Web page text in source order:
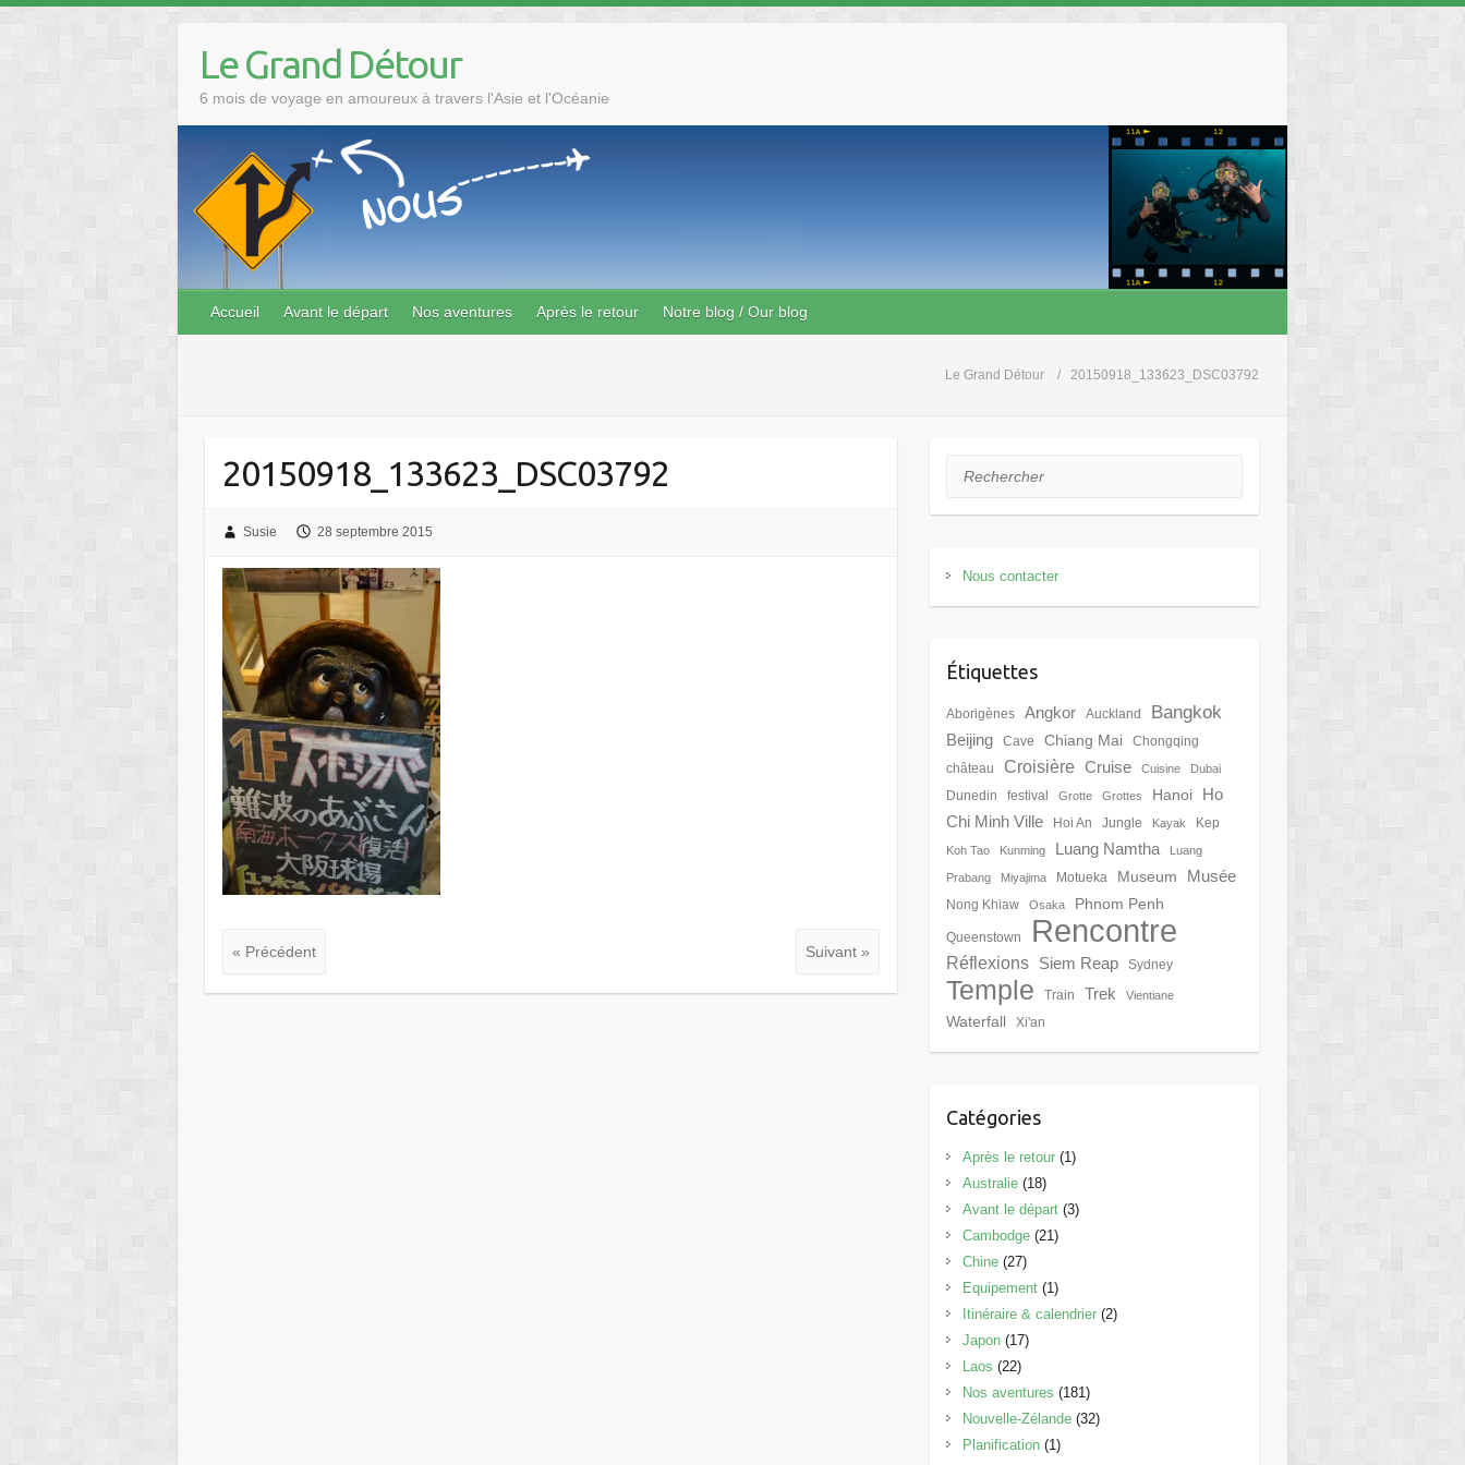
content
Le Grand Détour
6 mois de voyage en amoureux à travers l'Asie et l'Océanie
Accueil Avant le départ Nos aventures Après le retour Notre blog / Our blog
Le Grand Détour 20150918_133623_DSC03792
20150918_133623_DSC03792
Susie 28 septembre 2015
« Précédent Suivant »
Rechercher
Nous contacter
Étiquettes
Aborigènes Angkor Auckland Bangkok
Beijing Cave Chiang Mai
Chongqing
château
Croisière Cruise Cuisine Dubai
Dunedin festival Grotte Grottes Hanoi
Ho
Chi Minh Ville
Hoi An Jungle Kayak Kep
Koh Tao Kunming Luang Namtha Luang
Prabang Miyajima Motueka Museum Musée
Nong Khiaw Osaka Phnom Penh
Queenstown Rencontre
Réflexions Siem Reap Sydney
Temple Train Trek Vientiane
Waterfall Xi'an
Catégories
Après le retour(1)
Australie(18)
Avant le départ(3)
Cambodge(21)
Chine(27)
Equipement(1)
Itinéraire & calendrier(2)
Japon(17)
Laos (22)
Nos aventures (181)
Nouvelle-Zélande(32)
Planification(1)